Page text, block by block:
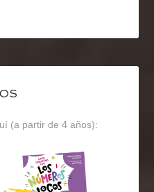
(a partir de 4 años):